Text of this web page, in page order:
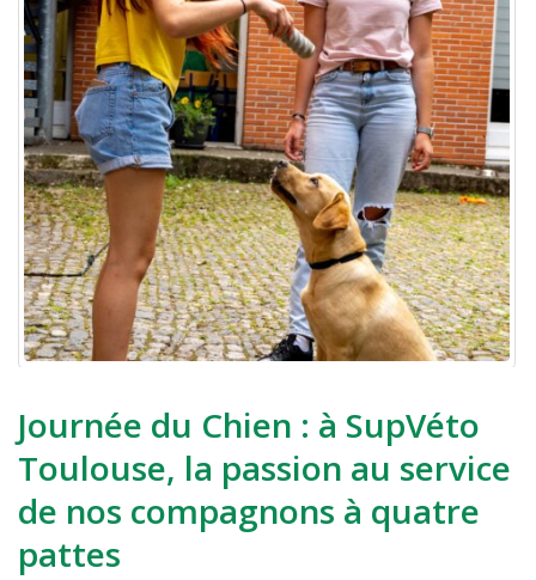
Journée du Chien : à SupVéto
Toulouse, la passion au service
de nos compagnons à quatre
pattes